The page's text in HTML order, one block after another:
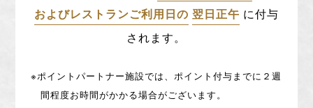
およびレストランご利用日の 翌日正午 に付与
されます。
※ポイントパートナー施設では、ポイント付与までに２週
間程度お時間がかかる場合がございます。